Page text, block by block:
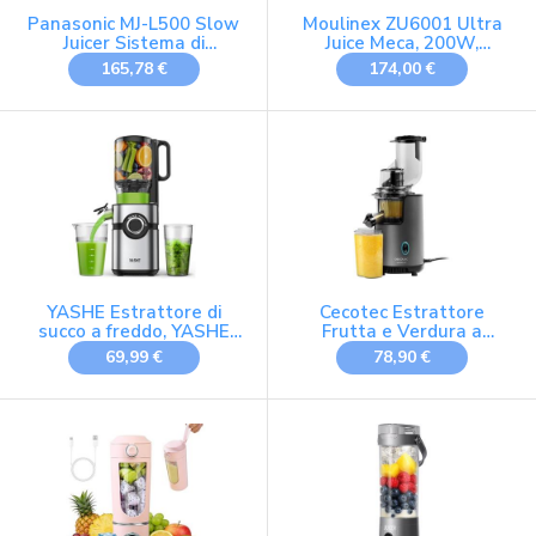
Panasonic MJ-L500 Slow
Juicer Sistema di
Estrazione, Senza Lame,
Acciaio
165,78 €
Moulinex ZU6001 Ultra
Juice Meca, 200W,
Estrattore, Apertura di
85 mm, Pulizia con
Spremitura a Freddo
174,00 €
YASHE Estrattore di
succo a freddo, YASHE
juicer machine con ampio
tubo di alimentazione da
spremiagrumi con
autoalimentazione, alta
resa di succo, facile da
pulire, ner
69,99 €
Cecotec Estrattore
Frutta e Verdura a
Freddo Juice&Live 2500
EasyClean Brush. DC
Filtro EasyClean,
Antigoccia, Tritan,
Caraffa Polpa e Succo
78,90 €